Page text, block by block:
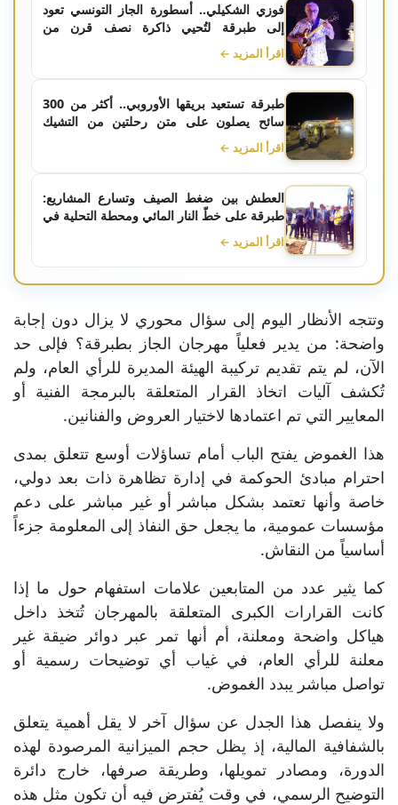
فوزي الشكيلي.. أسطورة الجاز التونسي تعود
إلى طبرقة لتُحيي ذاكرة نصف قرن من
الموسيقى
اقرأ المزيد ←
طبرقة تستعيد بريقها الأوروبي.. أكثر من 300
سائح يصلون على متن رحلتين من التشيك
وبولونيا
اقرأ المزيد ←
العطش بين ضغط الصيف وتسارع المشاريع:
طبرقة على خطّ النار المائي ومحطة التحلية في
سباق مع الزمن
اقرأ المزيد ←
وتتجه الأنظار اليوم إلى سؤال محوري لا يزال دون إجابة
واضحة: من يدير فعلياً مهرجان الجاز بطبرقة؟ فإلى حد
الآن، لم يتم تقديم تركيبة الهيئة المديرة للرأي العام، ولم
تُكشف آليات اتخاذ القرار المتعلقة بالبرمجة الفنية أو
المعايير التي تم اعتمادها لاختيار العروض والفنانين.
هذا الغموض يفتح الباب أمام تساؤلات أوسع تتعلق بمدى
احترام مبادئ الحوكمة في إدارة تظاهرة ذات بعد دولي،
خاصة وأنها تعتمد بشكل مباشر أو غير مباشر على دعم
مؤسسات عمومية، ما يجعل حق النفاذ إلى المعلومة جزءاً
أساسياً من النقاش.
كما يثير عدد من المتابعين علامات استفهام حول ما إذا
كانت القرارات الكبرى المتعلقة بالمهرجان تُتخذ داخل
هياكل واضحة ومعلنة، أم أنها تمر عبر دوائر ضيقة غير
معلنة للرأي العام، في غياب أي توضيحات رسمية أو
تواصل مباشر يبدد الغموض.
ولا ينفصل هذا الجدل عن سؤال آخر لا يقل أهمية يتعلق
بالشفافية المالية، إذ يظل حجم الميزانية المرصودة لهذه
الدورة، ومصادر تمويلها، وطريقة صرفها، خارج دائرة
التوضيح الرسمي، في وقت يُفترض فيه أن تكون مثل هذه